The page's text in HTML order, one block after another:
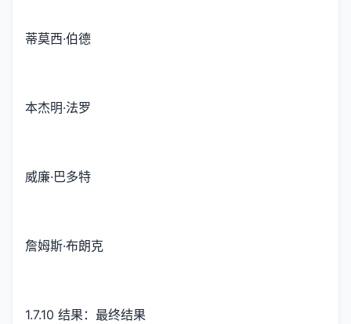
蒂莫西·伯德
本杰明·法罗
威廉·巴多特
詹姆斯·布朗克
1.7.10 结果：最终结果